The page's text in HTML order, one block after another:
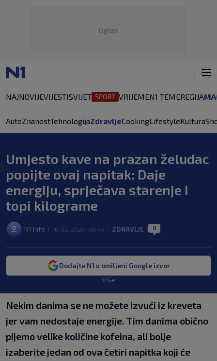
Oglas
NAJNOVIJEVIJESTISVIJET VRIJEMEN1 TEMEREGIJA
AutoZnanostTehnologijaZdravljeCookingLifestyleKultura
Umjesto kave na prazan želudac
popijte ovaj napitak: Daje
energiju, sprječava starenje i
topi kilograme
N1 Info 16. lis. 2024. 08:45 ZDRAVLJE 0
Dodajte N1 u omiljeni Google izvor
Više
Nekim danima se ne možete izvući iz kreveta
jer vam nedostaje energije. Tim danima obično
pijemo velike količine kofeina, ali bolje
izaberite jedan od ova četiri napitka koji će